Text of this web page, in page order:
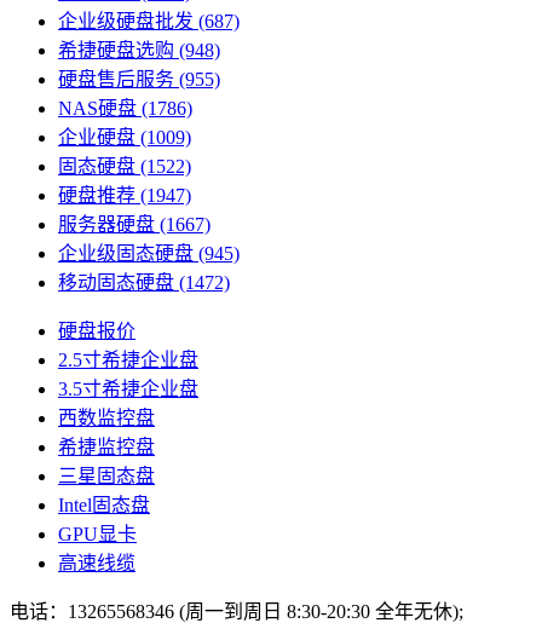
企业级硬盘批发 (687)
希捷硬盘选购 (948)
硬盘售后服务 (955)
NAS硬盘 (1786)
企业硬盘 (1009)
固态硬盘 (1522)
硬盘推荐 (1947)
服务器硬盘 (1667)
企业级固态硬盘 (945)
移动固态硬盘 (1472)
硬盘报价
2.5寸希捷企业盘
3.5寸希捷企业盘
西数监控盘
希捷监控盘
三星固态盘
Intel固态盘
GPU显卡
高速线缆
电话：13265568346 (周一到周日 8:30-20:30 全年无休);